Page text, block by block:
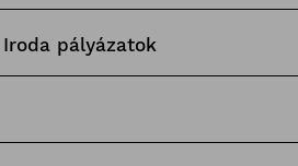
Iroda pályázatok